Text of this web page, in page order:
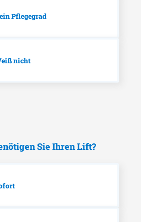
Pflegegrad
nicht
Sie Ihren Lift?